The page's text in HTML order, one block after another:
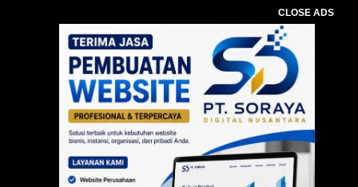
CLOSE ADS